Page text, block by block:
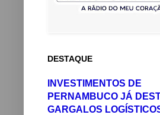
DESTAQUE
INVESTIMENTOS DE
PERNAMBUCO JÁ
GARGALOS